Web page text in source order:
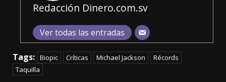
Redacción Dinero.com.sv
Ver todas las entradas
Tags: Biopic Críticas Michael Jackson
Récords
Taquilla